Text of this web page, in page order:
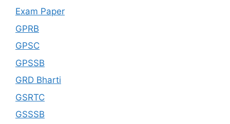
Exam Paper
GPRB
GPSC
GPSSB
GRD Bharti
GSRTC
GSSSB